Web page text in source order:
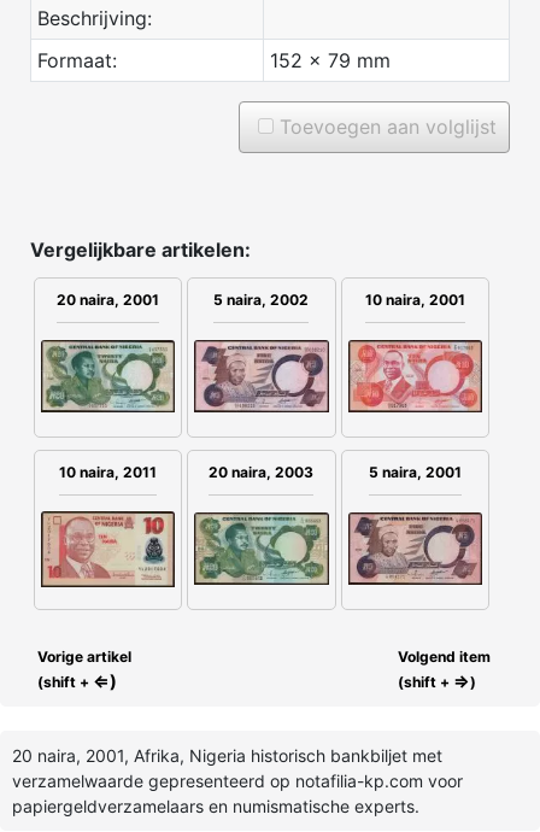
Beschrijving:
Formaat:
152 x 79 mm
Toevoegen aan volglijst
Vergelijkbare artikelen:
20 naira, 2001 5 naira, 2002 10 naira, 2001
10 naira, 2011 20 naira, 2003 5 naira, 2001
Vorige artikel
(shift + ⇐)
Volgend item
(shift + ⇒)
20 naira, 2001, Afrika, Nigeria historisch bankbiljet met
verzamelwaarde gepresenteerd op notafilia-kp.com voor
papiergeldverzamelaars en numismatische experts.